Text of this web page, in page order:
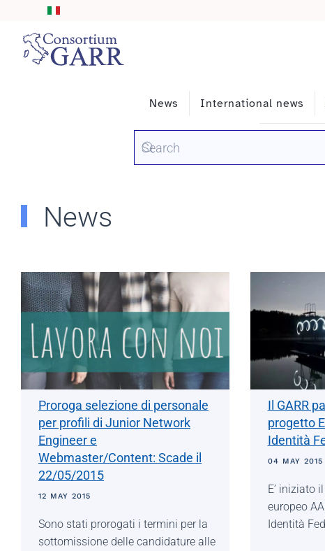
Skip to main content
News International news
News
Proroga selezione di personale
per profili di Junior Network
Engineer e
Webmaster/Content: Scade il
22/05/2015
12 MAY 2015
Sono stati prorogati i termini per la
sottomissione delle candidature alle
Il GARR
progetto
Identità
04 MAY 2015
E’ iniziato
europeo
Identità